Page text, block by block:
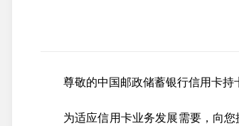
尊敬的中国邮政储蓄银行信用卡持
为适应信用卡业务发展需要，向